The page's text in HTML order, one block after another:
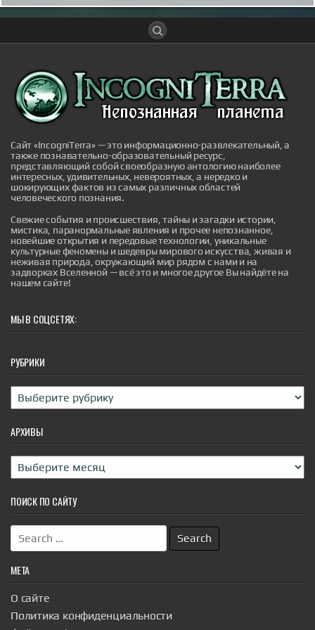
всего это происходит не из-за случайности, а из-за
микроорганизмами. Главный вопрос здесь
заключается в том, как создать среду, в которой
бактерии не смогут развиваться...
Цены на сырье в 2025 году: насколько
прогнозы оказались далеки от реальности
Цены на сырье в 2025 году: насколько прогнозы
оказались далеки от реальности
Сайт «IncogniTerra» — это информационно-развлекательный, а
также познавательно-образовательный ресурс,
представляющий собой своеобразную антологию наиболее
интересных, удивительных, невероятных, а нередко и
шокирующих фактов из самых различных областей
человеческого познания.
Свежие события и происшествия, тайны и загадки истории,
мистика, паранормальные явления и прочее непознанное,
новейшие открытия и передовые технологии, уникальные
культурные феномены и шедевры мирового искусства, живая и
неживая природа, окружающий мир рядом с нами и на
задворках Вселенной — всё это и многое другое Вы найдёте на
нашем сайте!
МЫ В СОЦСЕТЯХ:
РУБРИКИ
Рубрики
АРХИВЫ
Архивы
ПОИСК ПО САЙТУ
Search
for:
МЕТА
О сайте
Политика конфиденциальности